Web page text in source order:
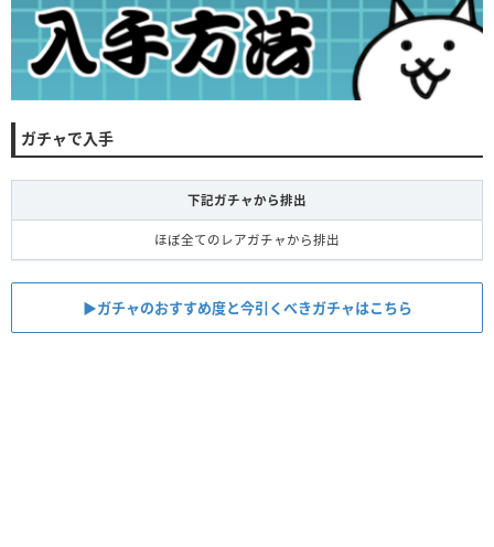
ガチャで入手
下記ガチャから排出
ほぼ全てのレアガチャから排出
▶︎ガチャのおすすめ度と今引くべきガチャはこちら